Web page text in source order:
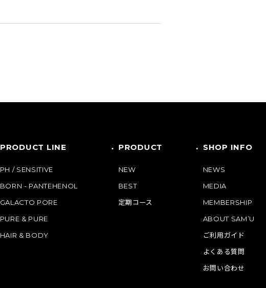
PRODUCT LINE
PH / SENSITIVE
BORN - PANTEHENOL
GALACTO PORE
PURE & PURE
HAIR & BODY
PRODUCT
NEW
BEST
定期コース
SHOP INFO
NEWS
MEDIA
MEMBERSHIP
ABOUT SAM’U
ご利用ガイド
よくある質問
お問い合わせ